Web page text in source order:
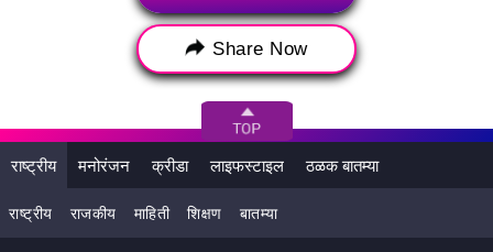
शिवतारे म्हणाले की, पुरंदर तालुक्यातील सेनेचे पदाधिकारी आणि विविध
स्थानिक स्वराज्य संस्थांमधील लोकप्रतिनिधींनी पक्षनेतृत्वाने युती सुरू
ठेवण्याचा निर्णय घेतल्यास एमव्हीएचा भाग होऊ इच्छित नाही, असा ठराव
एकमताने मंजूर केला आहे. शिवसेनेचे अस्तित्व टिकवून ठेवण्याला आमचे
प्राधान्य आहे. शिरूरमधून तीनवेळा निवडून आलेले लोकसभेचे माजी खासदार
शिवाजीराव आढाळराव पाटील यांना त्यांच्या मतदारसंघात राष्ट्रवादीमुळे
त्रास सहन करावा लागला, ही चिंतेची बाब आहे. ही एक गंभीर समस्या आहे.
Share Now
राष्ट्रीय मनोरंजन क्रीडा लाइफस्टाइल ठळक बातम्या
राष्ट्रीय राजकीय माहिती शिक्षण बातम्या